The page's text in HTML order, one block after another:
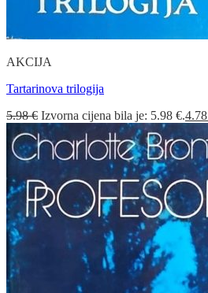
AKCIJA
Tartarinova trilogija
5.98€ Izvorna cijena bila je: 5.98 €.4.78